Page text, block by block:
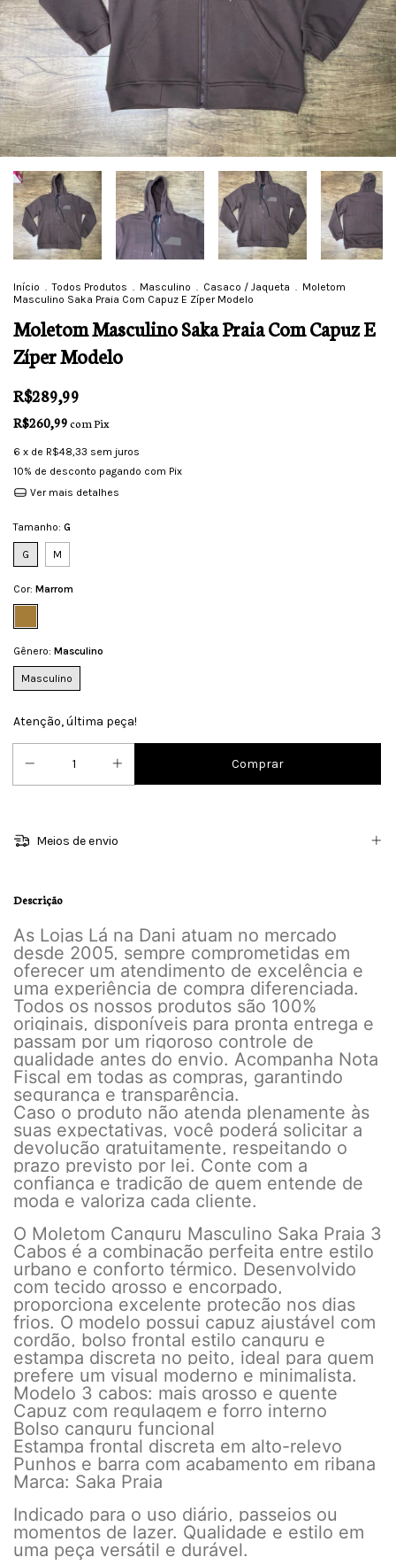
Início . Todos Produtos . Masculino . Casaco / Jaqueta . Moletom
Masculino Saka Praia Com Capuz E Zíper Modelo
Moletom Masculino Saka Praia Com Capuz E
Zíper Modelo
R$289,99
R$260,99comPix
6 x de R$48,33 sem juros
10% de desconto pagando com Pix
Ver mais detalhes
Tamanho: G
G M
Cor: Marrom
Gênero: Masculino
Masculino
Atenção, última peça!
Meios de envio
Descrição
As Lojas Lá na Dani atuam no mercado
desde 2005, sempre comprometidas em
oferecer um atendimento de excelência e
uma experiência de compra diferenciada.
Todos os nossos produtos são 100%
originais, disponíveis para pronta entrega e
passam por um rigoroso controle de
qualidade antes do envio. Acompanha Nota
Fiscal em todas as compras, garantindo
segurança e transparência.
Caso o produto não atenda plenamente às
suas expectativas, você poderá solicitar a
devolução gratuitamente, respeitando o
prazo previsto por lei. Conte com a
confiança e tradição de quem entende de
moda e valoriza cada cliente.
O Moletom Canguru Masculino Saka Praia 3
Cabos é a combinação perfeita entre estilo
urbano e conforto térmico. Desenvolvido
com tecido grosso e encorpado,
proporciona excelente proteção nos dias
frios. O modelo possui capuz ajustável com
cordão, bolso frontal estilo canguru e
estampa discreta no peito, ideal para quem
prefere um visual moderno e minimalista.
Modelo 3 cabos: mais grosso e quente
Capuz com regulagem e forro interno
Bolso canguru funcional
Estampa frontal discreta em alto-relevo
Punhos e barra com acabamento em ribana
Marca: Saka Praia
Indicado para o uso diário, passeios ou
momentos de lazer. Qualidade e estilo em
uma peça versátil e durável.